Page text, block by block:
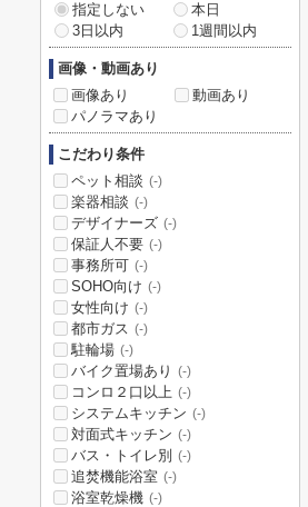
指定しない
本日
3日以内
1週間以内
画像・動画あり
画像あり
動画あり
パノラマあり
こだわり条件
ペット相談 (-)
楽器相談 (-)
デザイナーズ (-)
保証人不要 (-)
事務所可 (-)
SOHO向け (-)
女性向け (-)
都市ガス (-)
駐輪場 (-)
バイク置場あり (-)
コンロ２口以上 (-)
システムキッチン (-)
対面式キッチン (-)
バス・トイレ別 (-)
追焚機能浴室 (-)
浴室乾燥機 (-)